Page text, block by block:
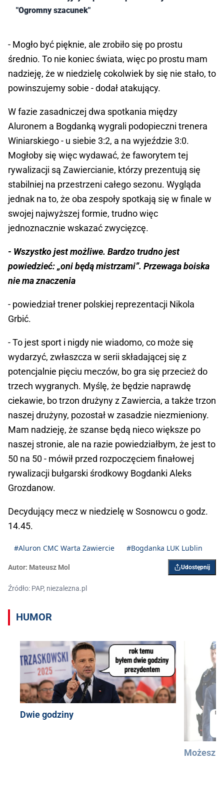
"Ogromny szacunek"
- Mogło być pięknie, ale zrobiło się po prostu
średnio. To nie koniec świata, więc po prostu mam
nadzieję, że w niedzielę cokolwiek by się nie stało, to
powinszujemy sobie - dodał atakujący.
W fazie zasadniczej dwa spotkania między
Aluronem a Bogdanką wygrali podopieczni trenera
Winiarskiego - u siebie 3:2, a na wyjeździe 3:0.
Mogłoby się więc wydawać, że faworytem tej
rywalizacji są Zawiercianie, którzy prezentują się
stabilniej na przestrzeni całego sezonu. Wygląda
jednak na to, że oba zespoły spotkają się w finale w
swojej najwyższej formie, trudno więc
jednoznacznie wskazać zwycięzcę.
- Wszystko jest możliwe. Bardzo trudno jest
powiedzieć: „oni będą mistrzami”. Przewaga boiska
nie ma znaczenia
- powiedział trener polskiej reprezentacji Nikola
Grbić.
- To jest sport i nigdy nie wiadomo, co może się
wydarzyć, zwłaszcza w serii składającej się z
potencjalnie pięciu meczów, bo gra się przecież do
trzech wygranych. Myślę, że będzie naprawdę
ciekawie, bo trzon drużyny z Zawiercia, a także trzon
naszej drużyny, pozostał w zasadzie niezmieniony.
Mam nadzieję, że szanse będą nieco większe po
naszej stronie, ale na razie powiedziałbym, że jest to
50 na 50 - mówił przed rozpoczęciem finałowej
rywalizacji bułgarski środkowy Bogdanki Aleks
Grozdanow.
Decydujący mecz w niedzielę w Sosnowcu o godz.
14.45.
#Aluron CMC Warta Zawiercie #Bogdanka LUK Lublin
Autor: Mateusz Mol Udostępnij
Źródło: PAP, niezalezna.pl
HUMOR
Dwie godziny
Możesz